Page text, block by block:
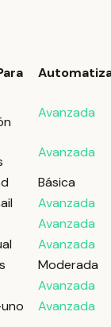
Avanzada
Avanzada
Básica
Avanzada
Avanzada
Avanzada
Moderada
Avanzada
Avanzada